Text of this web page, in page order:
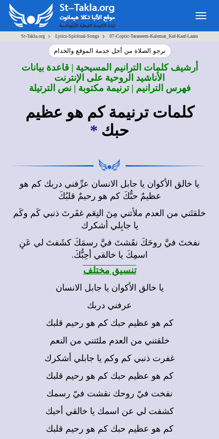
St-Takla.org > Lyrics-Spiritual-Songs > 07-Coptic-Taraneem-Kalemat_Kaf-Kaaf-Laam
نرجو الصلاة من أجل خدمة الموقع والخدام
أرشيف كلمات الترانيم المسيحية | قاعدة بيانات
الأناشيد الروحية على الإنترنت
فهرس الترانيم | ترنيمة مكتوبة | نص الترتيلة
كلمات ترنيمة كم هو عظيم
حبك *
يا خالق الأكوان يا جابل الانسان عرِّفني دربك كم هو
عظيمٌ حبُّكَ كم هو رحيمٌ قلبُكَ
خلقتَني من العدم ملأتني مِنَ النِعَم غفَرتَ ذنبي كَم وكَم
يا جابِلي أشكرك
نفختَ فيَّ روحَكَ نقَشتَ فيَّ رسمَكَ كشَفتَ لي عَنِ
اسمِكَ يا خالقي أحِبُّكَ.
تنسيق مختلف
يا خالق الأكوان يا جابل الانسان
عرفني دربك
كم هو عظيم حبك كم هو رحيم قلبك
خلقتني من العدم ملئتني من النعم
غفرت ذنبي كم وكم يا جابلي أشكرك
كم هو عظيم حبك كم هو رحيم قلبك
نفخت فيّ روحك نقشت فيّ رسمك
كشفت لي عن اسمك يا خالقي أحبك
كم هو عظيم حبك كم هو رحيم قلبك